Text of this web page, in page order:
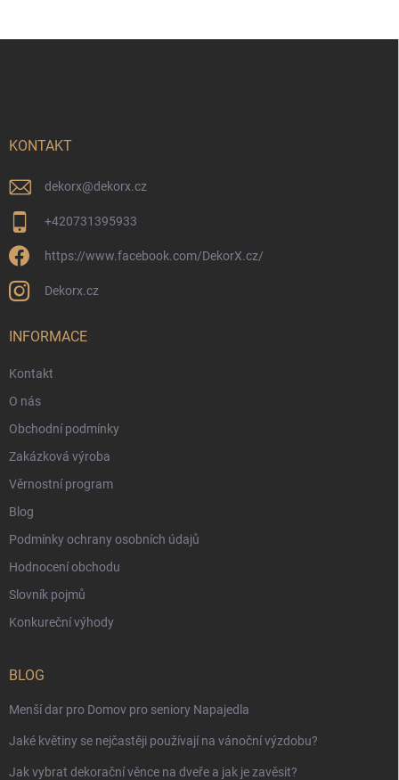
KONTAKT
dekorx@dekorx.cz
+420731395933
https://www.facebook.com/DekorX.cz/
Dekorx.cz
INFORMACE
Kontakt
O nás
Obchodní podmínky
Zakázková výroba
Věrnostní program
Blog
Podmínky ochrany osobních údajů
Hodnocení obchodu
Slovník pojmů
Konkureční výhody
BLOG
Menší dar pro Domov pro seniory Napajedla
Jaké květiny se nejčastěji používají na vánoční výzdobu?
Jak vybrat dekorační věnce na dveře a jak je zavěsit?